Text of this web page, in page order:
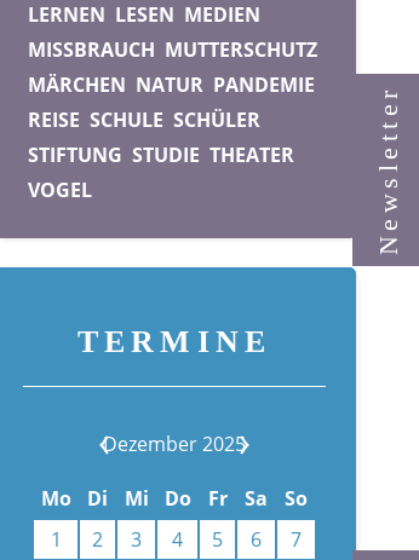
LERNEN LESEN MEDIEN
MISSBRAUCH MUTTERSCHUTZ
MÄRCHEN NATUR PANDEMIE
REISE SCHULE SCHÜLER
STIFTUNG STUDIE THEATER
VOGEL
TERMINE
Dezember 2025
Mo Di Mi Do Fr Sa
So
1
2 3 4 5 6
7
Newsletter